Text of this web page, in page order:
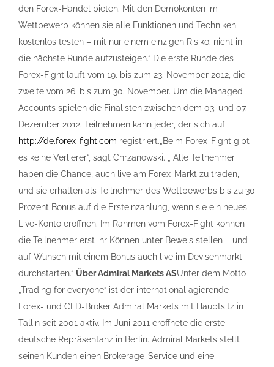
den Forex-Handel bieten. Mit den Demokonten im
Wettbewerb können sie alle Funktionen und Techniken
kostenlos testen – mit nur einem einzigen Risiko: nicht in
die nächste Runde aufzusteigen.“ Die erste Runde des
Forex-Fight läuft vom 19. bis zum 23. November 2012, die
zweite vom 26. bis zum 30. November. Um die Managed
Accounts spielen die Finalisten zwischen dem 03. und 07.
Dezember 2012. Teilnehmen kann jeder, der sich auf
http://de.forex-fight.com registriert.„Beim Forex-Fight gibt
es keine Verlierer“, sagt Chrzanowski. „ Alle Teilnehmer
haben die Chance, auch live am Forex-Markt zu traden,
und sie erhalten als Teilnehmer des Wettbewerbs bis zu 30
Prozent Bonus auf die Ersteinzahlung, wenn sie ein neues
Live-Konto eröffnen. Im Rahmen vom Forex-Fight können
die Teilnehmer erst ihr Können unter Beweis stellen – und
auf Wunsch mit einem Bonus auch live im Devisenmarkt
durchstarten.“ Über Admiral Markets ASUnter dem Motto
„Trading for everyone“ ist der international agierende
Forex- und CFD-Broker Admiral Markets mit Hauptsitz in
Tallin seit 2001 aktiv. Im Juni 2011 eröffnete die erste
deutsche Repräsentanz in Berlin. Admiral Markets stellt
seinen Kunden einen Brokerage-Service und eine